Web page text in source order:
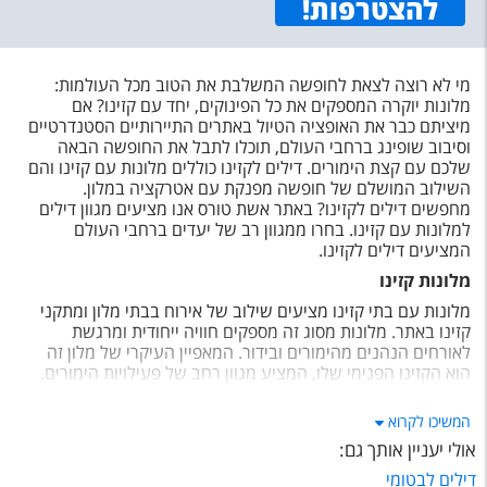
להצטרפות!
מי לא רוצה לצאת לחופשה המשלבת את הטוב מכל העולמות:
מלונות יוקרה המספקים את כל הפינוקים, יחד עם קזינו? אם
מיציתם כבר את האופציה הטיול באתרים התיירותיים הסטנדרטיים
וסיבוב שופינג ברחבי העולם, תוכלו לתבל את החופשה הבאה
שלכם עם קצת הימורים. דילים לקזינו כוללים מלונות עם קזינו והם
השילוב המושלם של חופשה מפנקת עם אטרקציה במלון.
מחפשים דילים לקזינו? באתר אשת טורס אנו מציעים מגוון דילים
למלונות עם קזינו. בחרו ממגוון רב של יעדים ברחבי העולם
המציעים דילים לקזינו.
מלונות קזינו
מלונות עם בתי קזינו מציעים שילוב של אירוח בבתי מלון ומתקני
קזינו באתר. מלונות מסוג זה מספקים חוויה ייחודית ומרגשת
לאורחים הנהנים מהימורים ובידור. המאפיין העיקרי של מלון זה
הוא הקזינו הפנימי שלו, המציע מגוון רחב של פעילויות הימורים.
ג'ק, רולטה , ועוד. בתי הקזינו מאופיינים לרוב באווירה תוססת
וזוהרת, עם אורות בהירים, צלילים שובי לב וסביבה שוקקת.
בנוסף לקזינו, מלונות אלו מספקים לרוב מקומות לינה יוקרתיים
המשיכו לקרוא
אולי יעניין אותך גם:
דילים לבטומי